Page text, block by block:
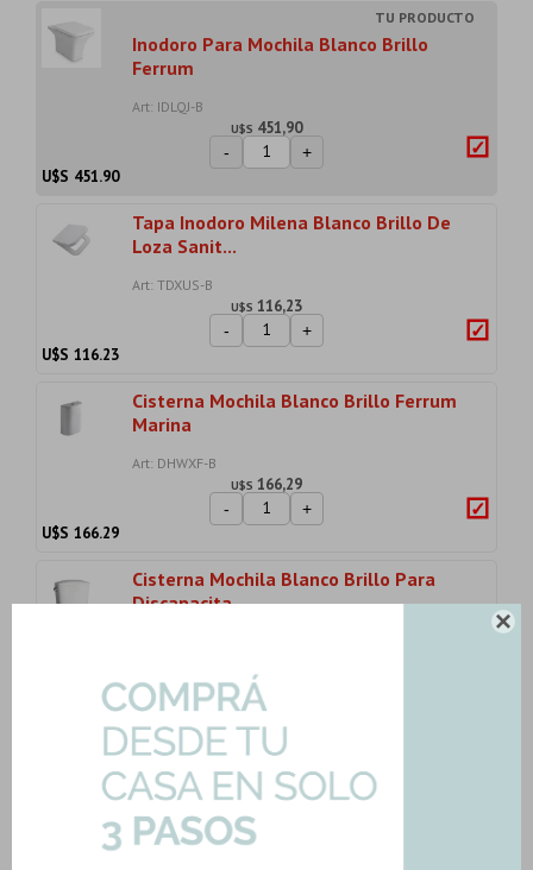

Inodoro Para Mochila Blanco Brillo
Ferrum
Art: IDLQJ-B
U$S 451,90
- +
U$S 451.90
Tapa Inodoro Milena Blanco Brillo De
Loza Sanit...
Art: TDXUS-B
U$S 116,23
- +
U$S 116.23
Cisterna Mochila Blanco Brillo Ferrum
Marina
Art: DHWXF-B
U$S 166,29
- +
U$S 166.29
Cisterna Mochila Blanco Brillo Para
Discapacita...
-
161.48
Tapa Inodoro Espacio En Hdf Herraje
Plastico
Art: TTE3X-B
U$S